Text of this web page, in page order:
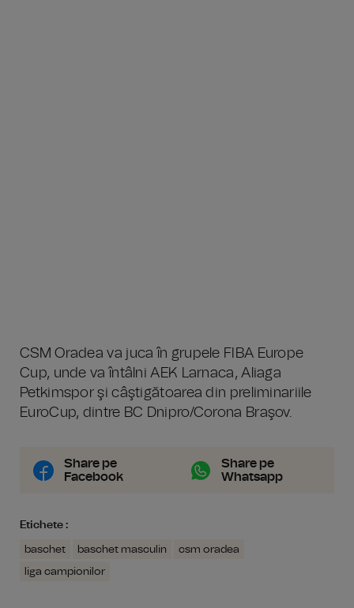
CSM Oradea va juca în grupele FIBA Europe
Cup, unde va întâlni AEK Larnaca, Aliaga
Petkimspor şi câştigătoarea din preliminariile
EuroCup, dintre BC Dnipro/Corona Braşov.
Share pe
Facebook
Share pe
Whatsapp
Etichete :
baschet baschet masculin
csm oradea
liga campionilor